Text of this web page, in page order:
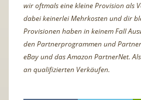
wir oftmals eine kleine Provision als
dabei keinerlei Mehrkosten und dir
Provisionen haben in keinem Fall
den Partnerprogrammen und
eBay und das Amazon PartnerNet.
an qualifizierten Verkäufen.